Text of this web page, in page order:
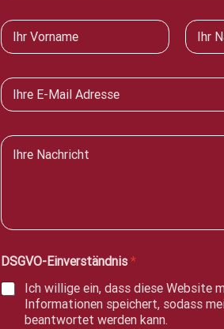
i
n
N
a
m
*
E
-
M
iN
i
c
t
DSGVO-Einverständnis *
Ich willige ein, dass diese Website
Informationen speichert, sodass
beantwortet werden kann.